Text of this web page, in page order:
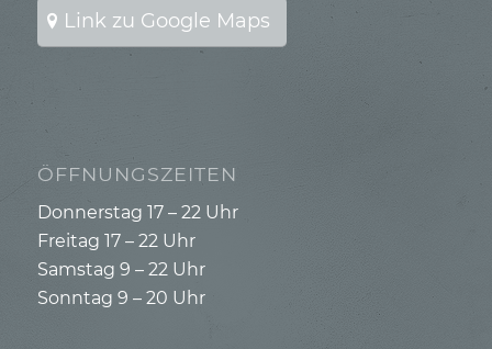
Link zu Google Maps
ÖFFNUNGSZEITEN
Donnerstag 17 – 22 Uhr
Freitag 17 – 22 Uhr
Samstag 9 – 22 Uhr
Sonntag 9 – 20 Uhr